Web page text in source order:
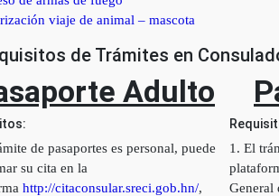
viaje de animal – mascota
de Trámites en
Adulto
de pasaportes es personal, puede
su cita en la
http://citaconsular.sreci.gob.hn/,
1. El
General